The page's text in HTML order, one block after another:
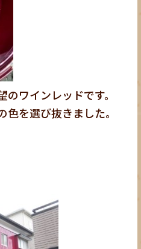
ワインレッドです。
を選び抜きました。